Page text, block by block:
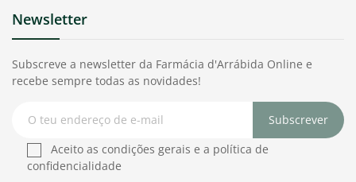
Newsletter
Subscreve a newsletter da Farmácia d'Arrábida Online e
recebe sempre todas as novidades!
Subscrever
Aceito as condições gerais e a política de
confidencialidade